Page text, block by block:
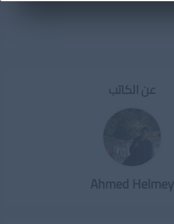
عن الكاتب
Ahmed Helmey